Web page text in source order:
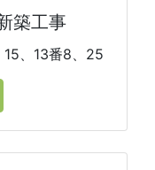
築工事
15、13番8、25